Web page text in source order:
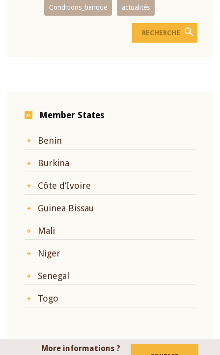
Conditions_banque actualités
Member States
Benin
Burkina
Côte d’Ivoire
Guinea Bissau
Mali
Niger
Senegal
Togo
More informations ?